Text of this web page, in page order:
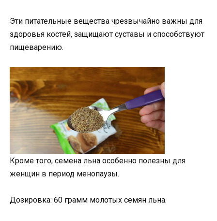
Эти питательные вещества чрезвычайно важны для
здоровья костей, защищают суставы и способствуют
пищеварению.
Кроме того, семена льна особенно полезны для
женщин в период менопаузы.
Дозировка: 60 ​​грамм молотых семян льна.